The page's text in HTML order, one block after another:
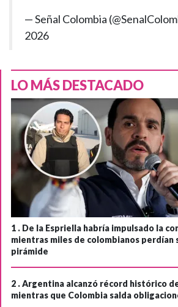
— Señal Colombia
2026
LO MÁS DESTACADO
1 . De la Espriella habría impulsado la
mientras miles de colombianos perdían
pirámide
2 .Argentina alcanzó récord histórico
mientras que Colombia salda